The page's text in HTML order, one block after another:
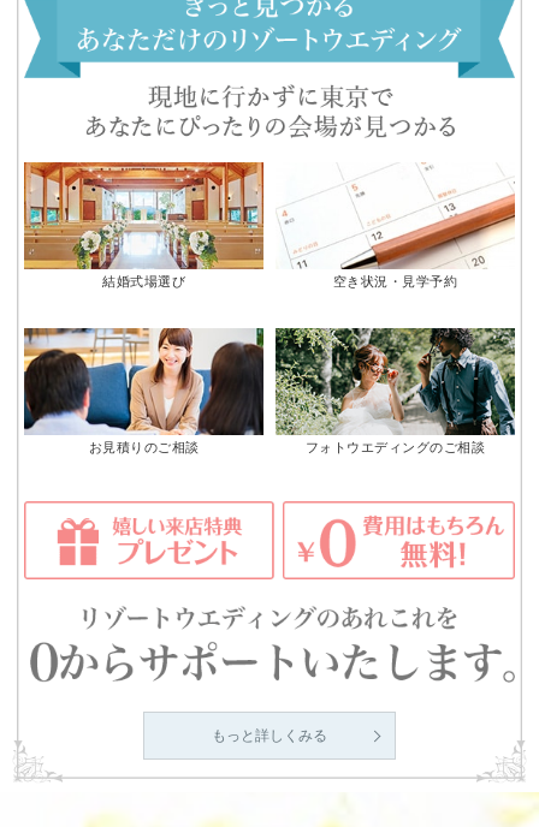
結婚式場選び 空き状況・見学予約
お見積りのご相談 フォトウエディングのご相談
もっと詳しくみる